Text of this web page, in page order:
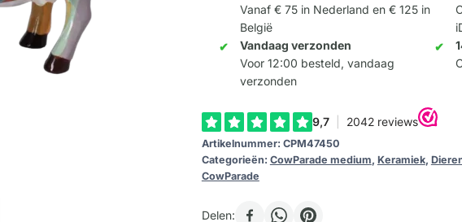
(medium
ceramic)
aantal
Vanaf € 75 in Nederland en € 125 in
België
Vandaag verzonden
Voor 12:00 besteld, vandaag
verzonden
Artikelnummer: CPM47450
Categorieën: CowParade medium, Keramiek,
CowParade
Delen: